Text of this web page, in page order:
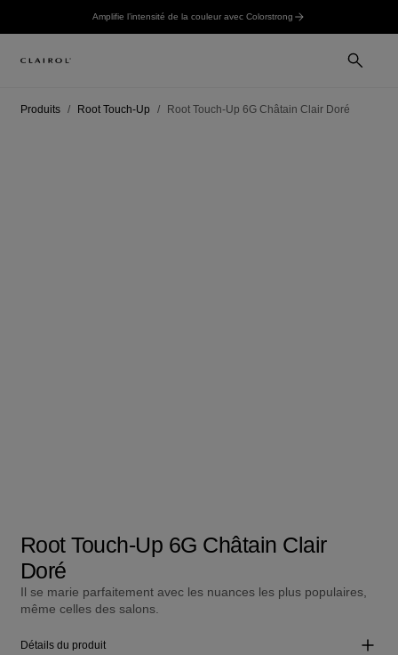
Amplifie l’intensité de la couleur avec Colorstrong
Produits Root Touch-Up Root Touch-Up 6G Châtain Clair Doré
Root Touch-Up 6G Châtain Clair
Doré
Il se marie parfaitement avec les nuances les plus populaires,
même celles des salons.
Détails du produit